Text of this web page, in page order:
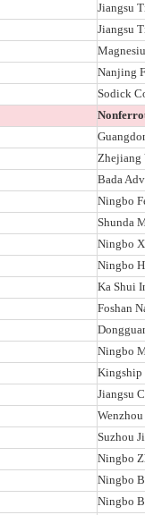
Jiangsu
Jiangsu
Nanjing
Sodick
Zhejiang
Bada
Ningbo
Shunda
Ningbo
Ningbo
Ka Shui
Foshan
Ningbo
Kingship
Jiangsu
Suzhou
Ningbo
Ningbo
Ningbo